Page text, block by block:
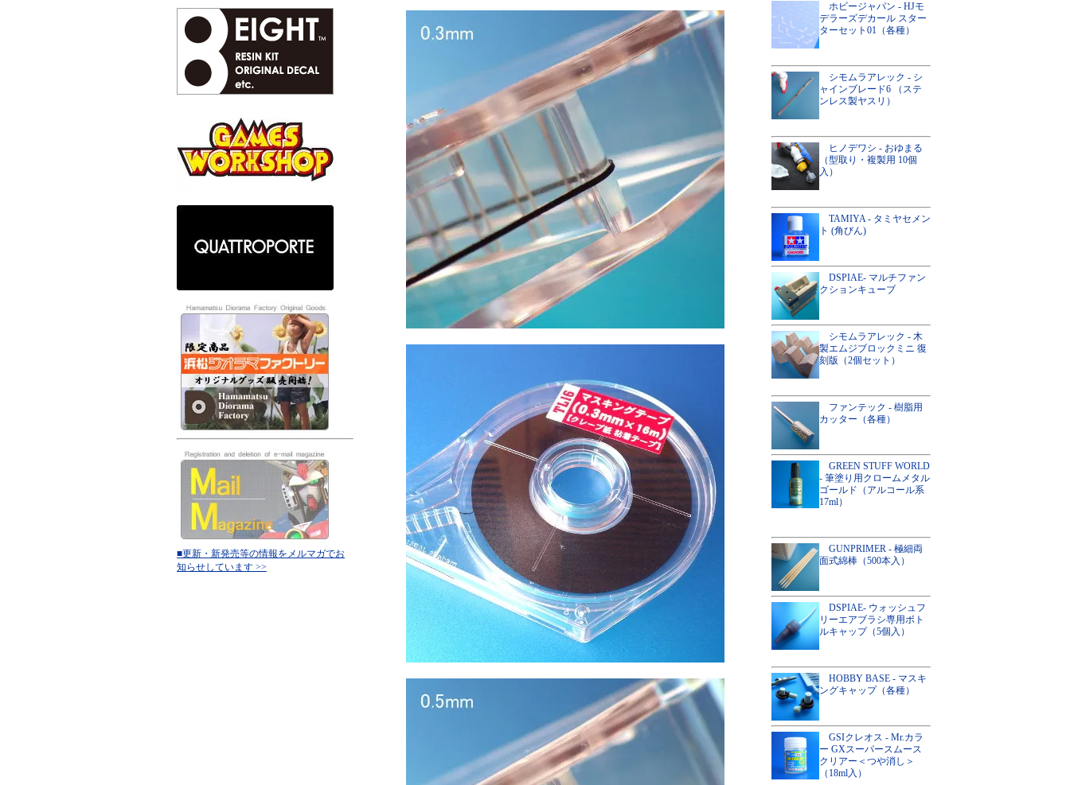
■更新・新発売等の情報をメルマガでお
知らせしています >>
ホビージャパン - HJモ
デラーズデカール スター
ターセット01（各種）
シモムラアレック - シ
ャインブレード6 （ステ
ンレス製ヤスリ）
ヒノデワシ - おゆまる
（型取り・複製用 10個
入）
TAMIYA - タミヤセメン
ト (角びん)
DSPIAE- マルチファン
クションキューブ
シモムラアレック - 木
製エムジブロックミニ 復
刻版（2個セット）
ファンテック - 樹脂用
カッター（各種）
GREEN STUFF WORLD
- 筆塗り用クロームメタル
ゴールド（アルコール系
17ml）
GUNPRIMER - 極細両
面式綿棒（500本入）
DSPIAE- ウォッシュフ
リーエアブラシ専用ボト
ルキャップ（5個入）
HOBBY BASE - マスキ
ングキャップ（各種）
GSIクレオス - Mr.カラ
ー GXスーパースムース
クリアー＜つや消し＞
（18ml入）